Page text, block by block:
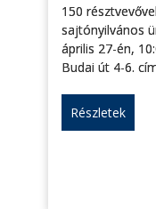
150
sajtónyilvános
április 27-én,
Budai út 4-6.
Részletek